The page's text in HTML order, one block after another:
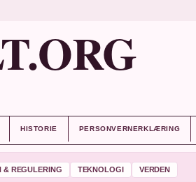
HISTORIE PERSONVERNERKLÆRING
& REGULERING TEKNOLOGI VERDEN